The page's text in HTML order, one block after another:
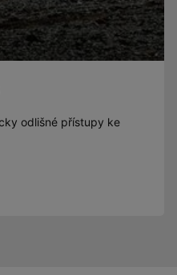
odlišné přístupy ke